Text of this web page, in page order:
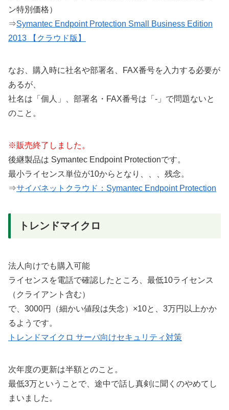
ン特別価格）
⇒Symantec Endpoint Protection Small Business Edition
2013 【クラウド版】
なお、購入時に社名や部署名、FAX番号を入力する必要が
あるが、
社名は「個人」、部署名・FAX番号は「-」で問題ないと
のこと。
※販売終了しました。
後継製品は Symantec Endpoint Protectionです。
最小ライセンス単位が10からとなり、、、残念。
⇒サイバネットクラウド：Symantec Endpoint Protection
トレンドマイクロ
法人向けでも購入可能
ライセンスを電話で確認したところ、最低10ライセンス
（クライアント含む）
で、3000円（細かい値段は失念）×10と、3万円以上かか
るようです。
トレンドマイクロ サーバ向けセキュリティ対策
次年度の更新は半額とのこと。
最低3万ということで、途中で話し真剣に聞くのやめてし
まいました。